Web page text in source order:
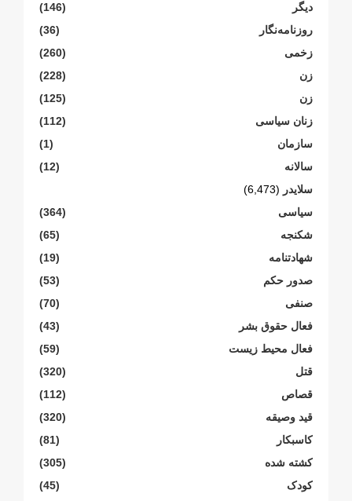
دیگر
(146)
روزنامەنگار
(36)
زخمی
(260)
زن
(228)
زن
(125)
زنان سیاسی
(112)
سازمان
(1)
سالانە
(12)
سلایدر (6,473)
سیاسی
(364)
شکنجە
(65)
شهادتنامە
(19)
صدور حکم
(53)
صنفی
(70)
فعال حقوق بشر
(43)
فعال محیط زیست
(59)
قتل
(320)
قصاص
(112)
قید وصیقه
(320)
کاسبکار
(81)
کشته شده
(305)
کودک
(45)